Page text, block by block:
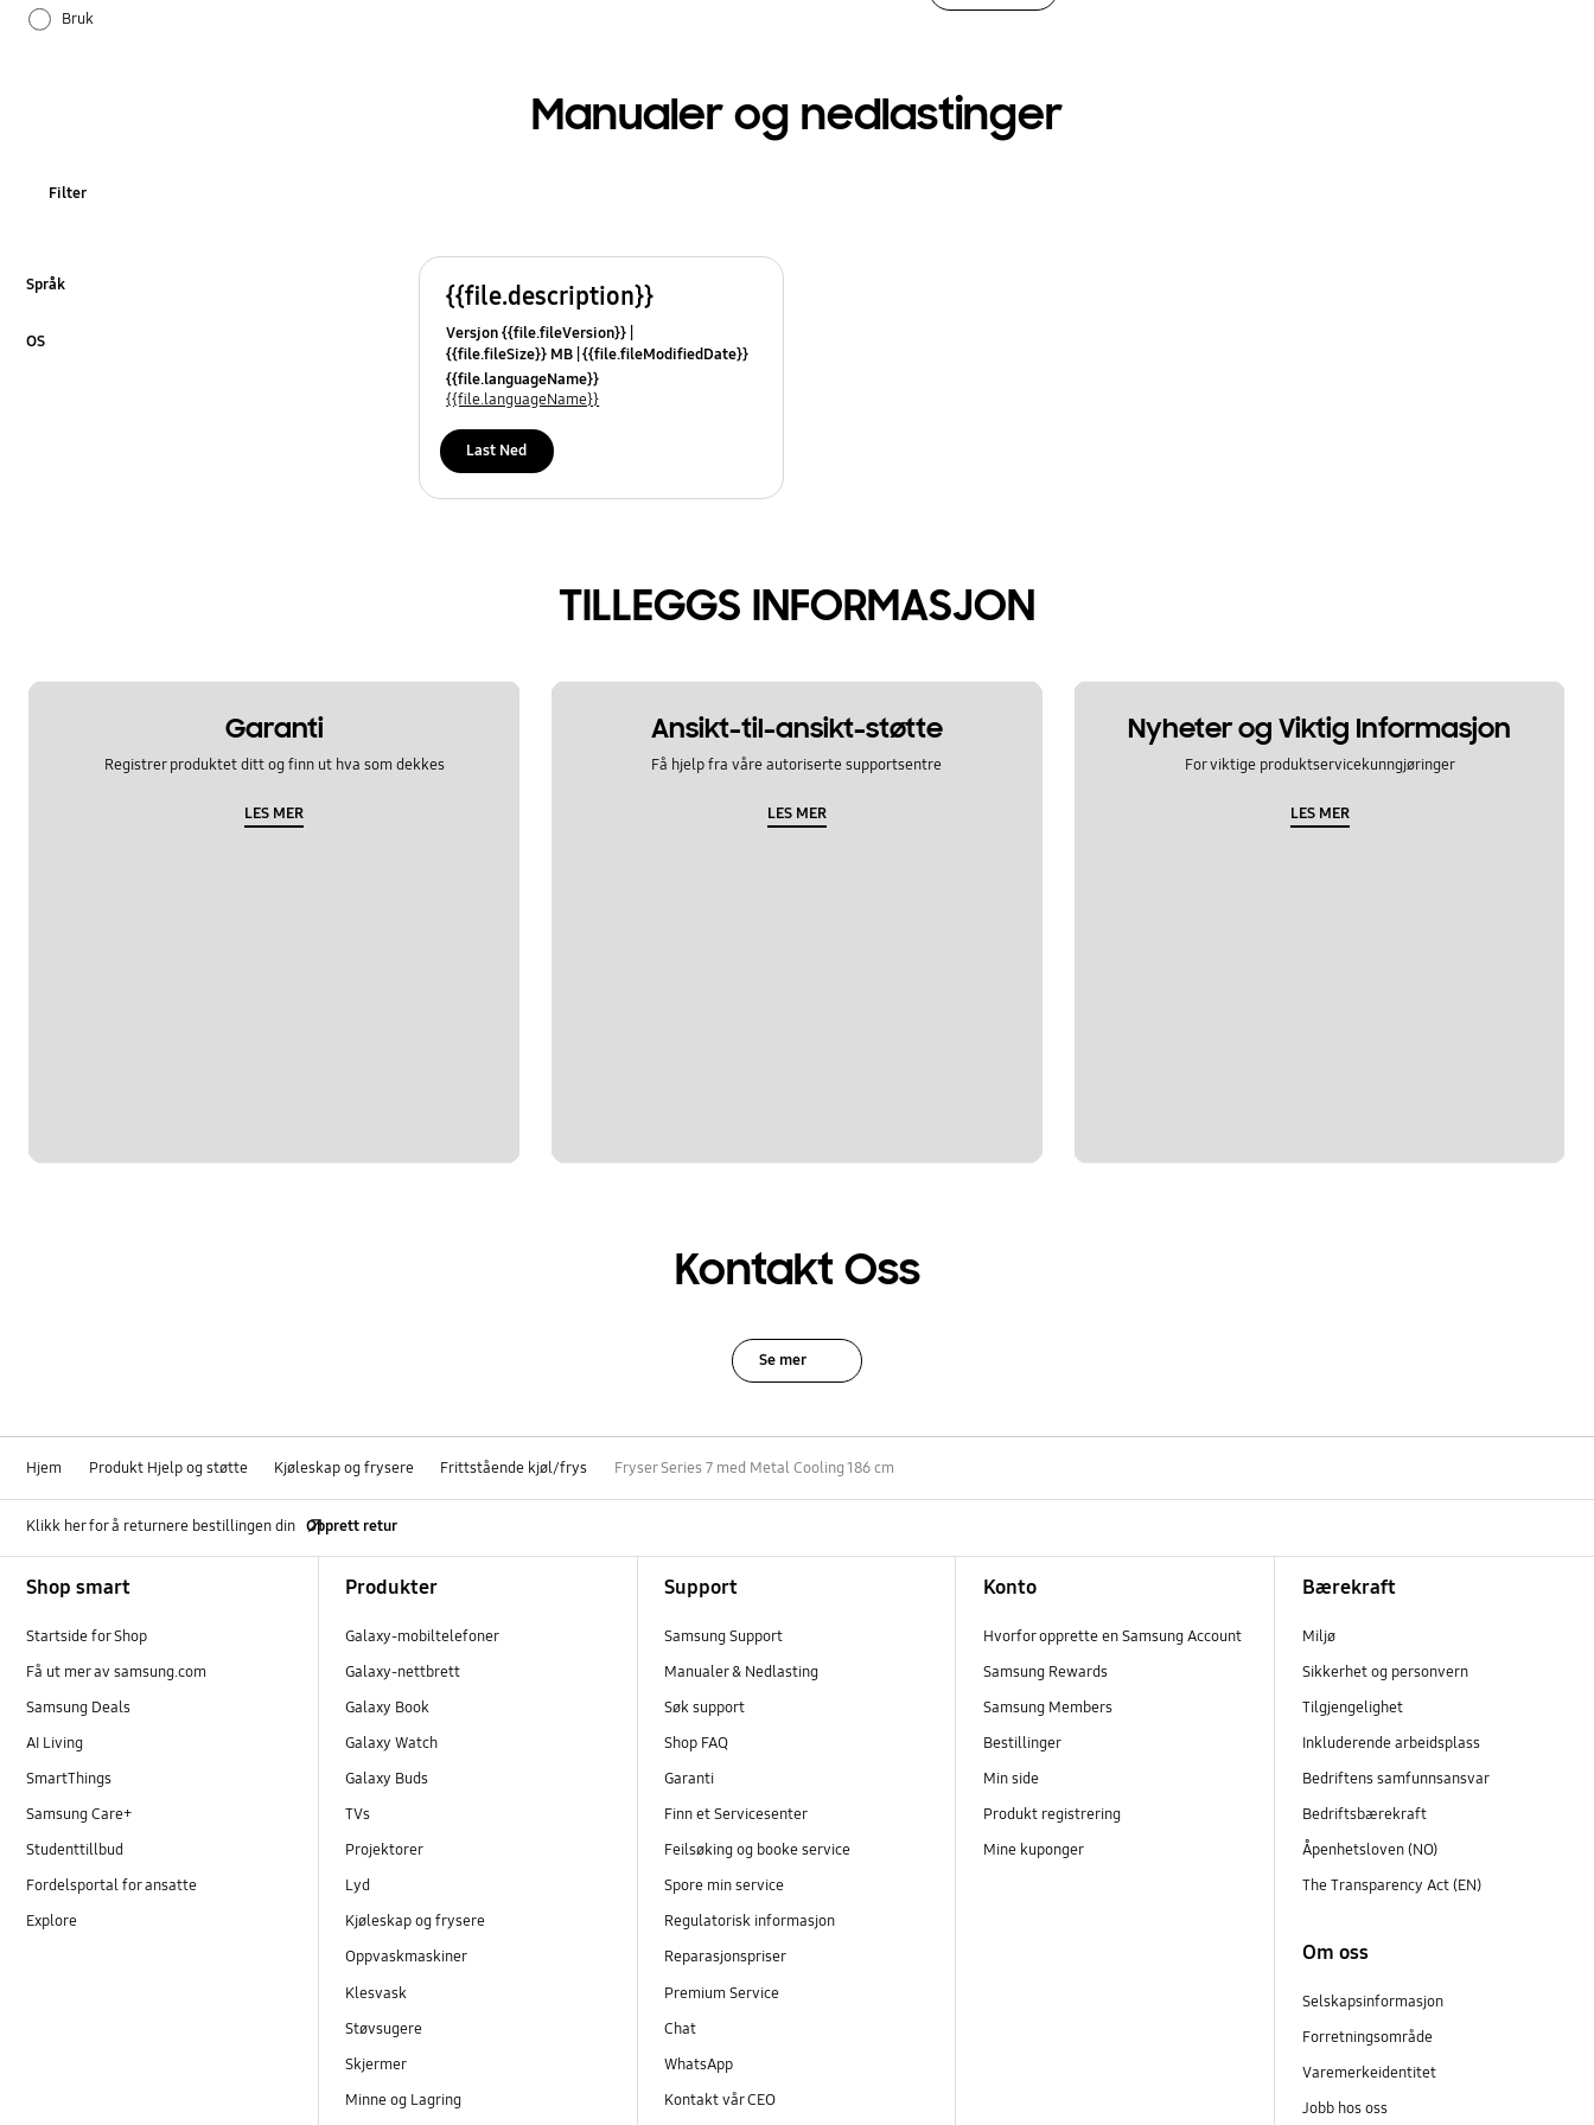
Bruk
Manualer og nedlastinger
Filter
Språk
OS
{{file.description}}
Versjon {{file.fileVersion}}
{{file.fileSize}} MB {{file.fileModifiedDate}}
{{file.osNames}}
{{file.languageName}}
{{file.languageName}}
Last Ned
TILLEGGS INFORMASJON
Garanti
Registrer produktet ditt og finn ut hva som dekkes
LES MER
Ansikt-til-ansikt-støtte
Få hjelp fra våre autoriserte supportsentre
LES MER
Nyheter og Viktig Informasjon
For viktige produktservicekunngjøringer
LES MER
Kontakt Oss
Se mer
Hjem Produkt Hjelp og støtte Kjøleskap og frysere Frittstående kjøl/frys Fryser Series 7 med Metal Cooling 186 cm
Klikk her for å returnere bestillingen din Opprett retur
Shop smart
Startside for Shop
Få ut mer av samsung.com
Samsung Deals
AI Living
SmartThings
Samsung Care+
Studenttillbud
Fordelsportal for ansatte
Explore
Produkter
Galaxy-mobiltelefoner
Galaxy-nettbrett
Galaxy Book
Galaxy Watch
Galaxy Buds
TVs
Projektorer
Lyd
Kjøleskap og frysere
Oppvaskmaskiner
Klesvask
Støvsugere
Skjermer
Minne og Lagring
Support
Samsung Support
Manualer & Nedlasting
Søk support
Shop FAQ
Garanti
Finn et Servicesenter
Feilsøking og booke service
Spore min service
Regulatorisk informasjon
Reparasjonspriser
Premium Service
Chat
WhatsApp
Kontakt vår CEO
Konto
Hvorfor opprette en Samsung Account
Samsung Rewards
Samsung Members
Bestillinger
Min side
Produkt registrering
Mine kuponger
Bærekraft
Miljø
Sikkerhet og personvern
Tilgjengelighet
Inkluderende arbeidsplass
Bedriftens samfunnsansvar
Bedriftsbærekraft
Åpenhetsloven (NO)
The Transparency Act (EN)
Om oss
Selskapsinformasjon
Forretningsområde
Varemerkeidentitet
Jobb hos oss